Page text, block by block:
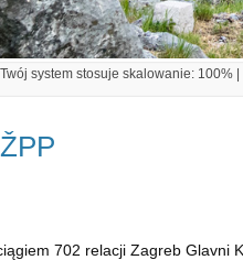
Twój system stosuje skalowanie: 100%
702 relacji Zagreb Glavni